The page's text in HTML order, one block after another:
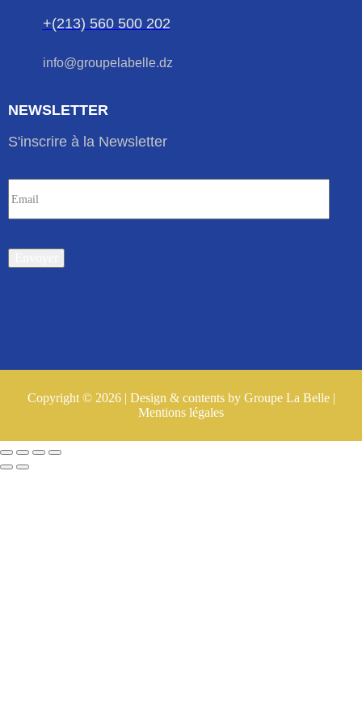
+(213) 560 500 202
info@groupelabelle.dz
NEWSLETTER
S'inscrire à la Newsletter
Copyright © 2026 | Design & contents by Groupe La Belle |
Mentions légales